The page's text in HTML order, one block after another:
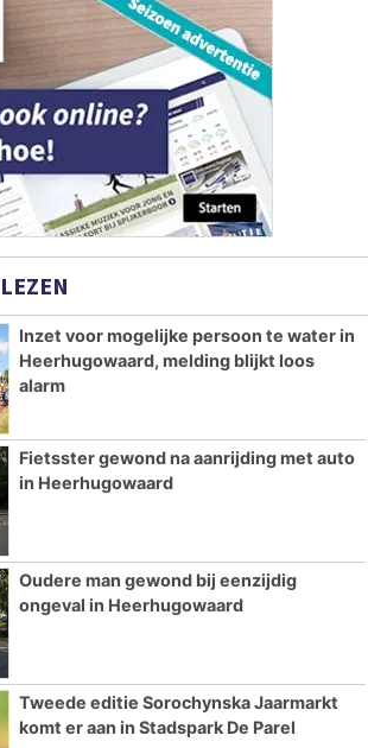
Inzet voor mogelijke persoon te water in
Heerhugowaard, melding blijkt loos
alarm
Fietsster gewond na aanrijding met auto
in Heerhugowaard
Oudere man gewond bij eenzijdig
ongeval in Heerhugowaard
Tweede editie Sorochynska Jaarmarkt
komt er aan in Stadspark De Parel